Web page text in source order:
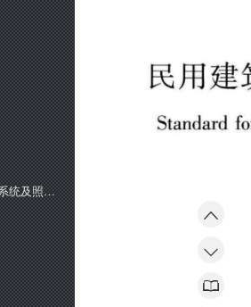
5.3 供暖和空调系统、通风系统及照明系统(23)
民用建
Standard